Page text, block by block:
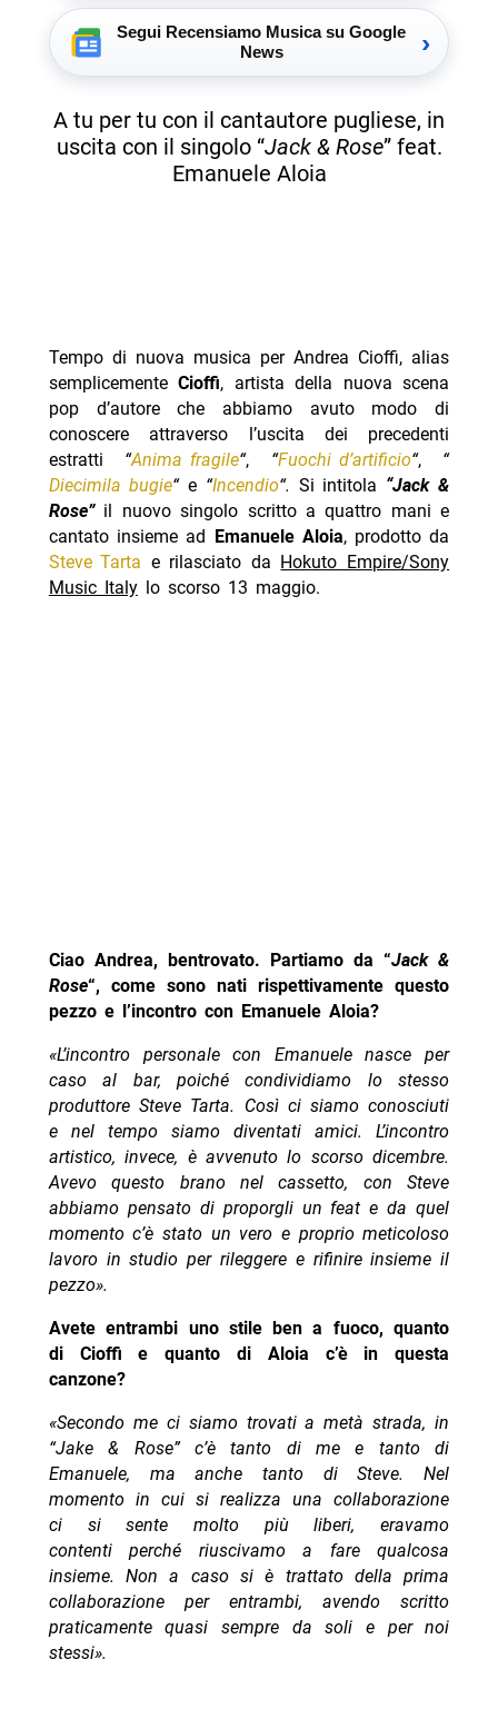
Segui Recensiamo Musica su Google
News
›
A tu per tu con il cantautore pugliese, in
uscita con il singolo “Jack & Rose” feat.
Emanuele Aloia
Tempo di nuova musica per Andrea Cioffi, alias
semplicementeCioffi, artista della nuova scena
pop d’autore che abbiamo avuto modo di
conoscere attraverso l’uscita dei precedenti
estratti “Anima fragile“, “Fuochi d’artificio“, “
Diecimila bugie“e “Incendio“. Si intitola “Jack &
Rose”il nuovo singolo scritto a quattro mani e
cantato insieme ad
Emanuele Aloia, prodotto da
Steve Tarta e rilasciato da Hokuto Empire/Sony
Music Italylo scorso 13 maggio.
Ciao Andrea, bentrovato. Partiamo da “Jack &
Rose“, come sono nati rispettivamente questo
pezzo e l’incontro con Emanuele Aloia?
«L’incontro personale con Emanuele nasce per
caso al bar, poiché condividiamo lo stesso
produttore Steve Tarta. Così ci siamo conosciuti
e nel tempo siamo diventati amici. L’incontro
artistico, invece, è avvenuto lo scorso dicembre.
Avevo questo brano nel cassetto, con Steve
abbiamo pensato di proporgli un feat e da quel
momento c’è stato un vero e proprio meticoloso
lavoro in studio per rileggere e rifinire insieme il
pezzo».
Avete entrambi uno stile ben a fuoco, quanto
di Cioffi e quanto di Aloia c’è in questa
canzone?
«Secondo me ci siamo trovati a metà strada, in
“Jake & Rose” c’è tanto di me e tanto di
Emanuele, ma anche tanto di Steve. Nel
momento in cui si realizza una collaborazione
ci si sente molto più liberi, eravamo
contenti perché riuscivamo a fare qualcosa
insieme. Non a caso si è trattato della prima
collaborazione per entrambi, avendo scritto
praticamente quasi sempre da soli e per noi
stessi».